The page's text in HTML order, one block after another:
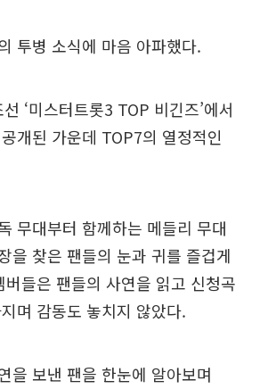
투병 소식에 마음 아파했다.
‘미스터트롯3 TOP 비긴즈’에서
개된 가운데 TOP7의 열정적인
무대부터 함께하는 메들리 무대
을 찾은 팬들의 눈과 귀를 즐겁게
들은 팬들의 사연을 읽고 신청곡
며 감동도 놓치지 않았다.
을 보낸 팬을 한눈에 알아보며